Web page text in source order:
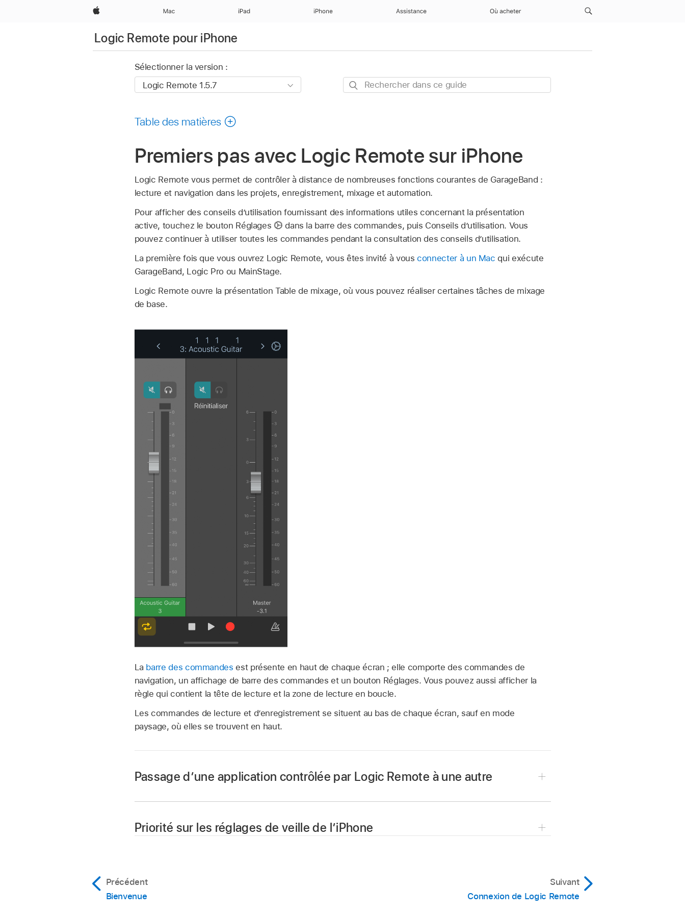
Apple Mac iPad iPhone Assistance Où acheter
Logic Remote pour iPhone
Sélectionner la version :
Rechercher
Table des matières
Premiers pas avec Logic Remote sur iPhone
Logic Remote vous permet de contrôler à distance de nombreuses fonctions courantes de GarageBand :
lecture et navigation dans les projets, enregistrement, mixage et automation.
Pour afficher des conseils d’utilisation fournissant des informations utiles concernant la présentation
active, touchez le bouton Réglages
dans la barre des commandes, puis Conseils d’utilisation. Vous
pouvez continuer à utiliser toutes les commandes pendant la consultation des conseils d’utilisation.
La première fois que vous ouvrez Logic Remote, vous êtes invité à vousconnecter à un Mac qui exécute
GarageBand, Logic Pro ou MainStage.
Logic Remote ouvre la présentation Table de mixage, où vous pouvez réaliser certaines tâches de mixage
de base.
La barre des commandes est présente en haut de chaque écran ; elle comporte des commandes de
navigation, un affichage de barre des commandes et un bouton Réglages. Vous pouvez aussi afficher la
règle qui contient la tête de lecture et la zone de lecture en boucle.
Les commandes de lecture et d’enregistrement se situent au bas de chaque écran, sauf en mode
paysage, où elles se trouvent en haut.
Passage d’une application contrôlée par Logic Remote à une autre
nom du Mac répertorié.
Priorité sur les réglages de veille de l’iPhone
Précédent
Bienvenue
Suivant
Connexion de Logic Remote